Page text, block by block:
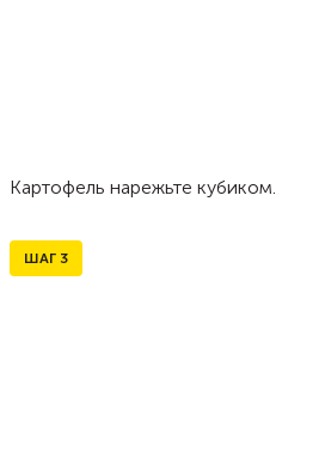
Картофель нарежьте кубиком.
ШАГ 3